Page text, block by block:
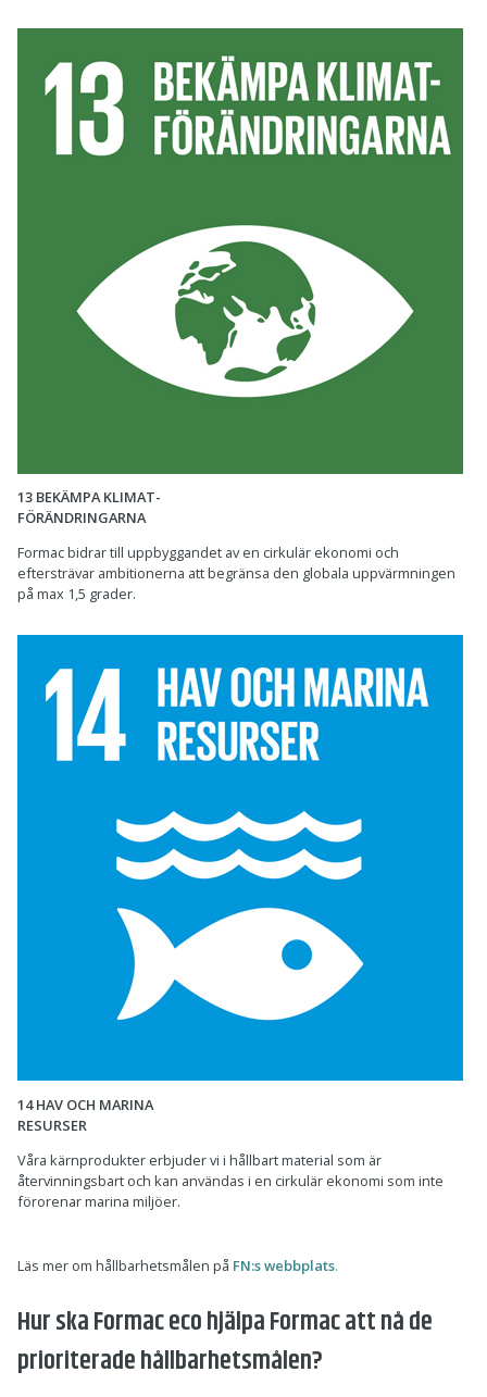
13 BEKÄMPA KLIMAT-
FÖRÄNDRINGARNA
Formac bidrar till uppbyggandet av en cirkulär ekonomi och
eftersträvar ambitionerna att begränsa den globala uppvärmningen
på max 1,5 grader.
14 HAV OCH MARINA
RESURSER
Våra kärnprodukter erbjuder vi i hållbart material som är
återvinningsbart och kan användas i en cirkulär ekonomi som inte
förorenar marina miljöer.
Läs mer om hållbarhetsmålen på FN:s webbplats.
Hur ska Formac eco hjälpa Formac att nå de
prioriterade hållbarhetsmålen?